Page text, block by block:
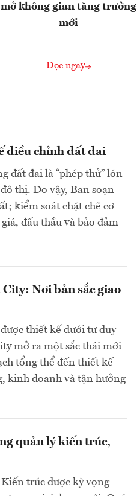
mở không gian tăng trưởng
mới
Đọc ngay
điều chỉnh đất đai
đất đai là “phép thử” lớn
thị. Do vậy, Ban soạn
kiểm soát chặt chẽ cơ
đấu thầu và bảo đảm
Nơi bản sắc giao
thiết kế dưới tư duy
mở ra một sắc thái mới
tổng thể đến thiết kế
kinh doanh và tận hưởng
quản lý kiến trúc,
trúc được kỳ vọng